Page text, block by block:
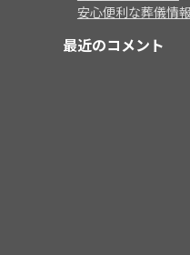
安心便利な葬儀情
最近のコメント